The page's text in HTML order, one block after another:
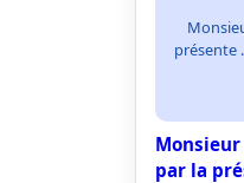
présente
par la